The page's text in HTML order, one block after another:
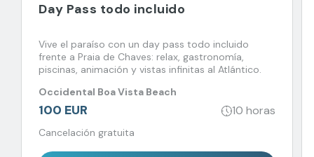
Day Pass todo incluido
Vive el paraíso con un day pass todo incluido
frente a Praia de Chaves: relax, gastronomía,
piscinas, animación y vistas infinitas al Atlántico.
Occidental Boa Vista Beach
100 EUR 10 horas
Cancelación gratuita